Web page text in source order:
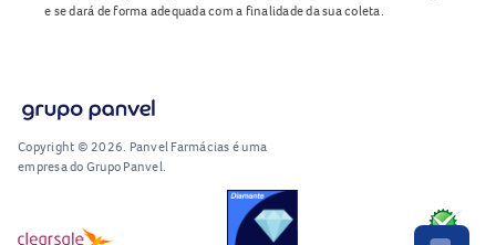
e se dará de forma adequada com a finalidade da sua coleta.
Copyright © 2026. Panvel Farmácias é uma
empresa do Grupo Panvel.